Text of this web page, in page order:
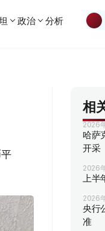
政治 分析
相
2026
哈萨
开采
2026
上半
2026
央行
准